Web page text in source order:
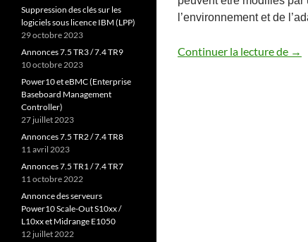
l’environnement et de
Continuer la lecture de →
Suppression des clés sur les
logiciels sous licence IBM (LPP)
29 octobre 2023
Annonces 7.5 TR3 / 7.4 TR9
10 octobre 2023
Power10 et eBMC (Enterprise
Baseboard Management
Controller)
27 juillet 2023
Annonces 7.5 TR2 / 7.4 TR8
11 avril 2023
Annonces 7.5 TR1 / 7.4 TR7
11 octobre 2022
Annonce des serveurs
Power10 Scale-Out S10xx /
L10xx et Midrange E1050
12 juillet 2022